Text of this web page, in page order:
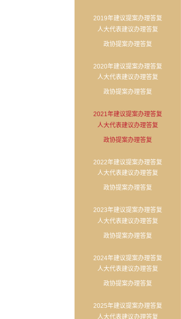
2019年建议提案办理答复
人大代表建议办理答复
政协提案办理答复
2020年建议提案办理答复
人大代表建议办理答复
政协提案办理答复
2021年建议提案办理答复
人大代表建议办理答复
政协提案办理答复
2022年建议提案办理答复
人大代表建议办理答复
政协提案办理答复
2023年建议提案办理答复
人大代表建议办理答复
政协提案办理答复
2024年建议提案办理答复
人大代表建议办理答复
政协提案办理答复
2025年建议提案办理答复
人大代表建议办理答复